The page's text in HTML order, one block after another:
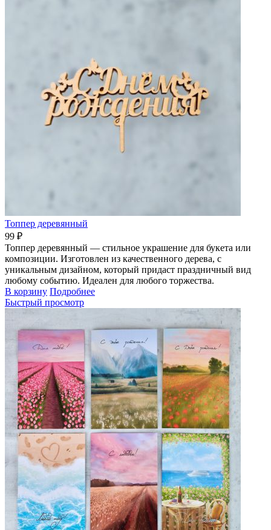
Топпер деревянный
99 ₽
Топпер деревянный — стильное украшение для букета или
композиции. Изготовлен из качественного дерева, с
уникальным дизайном, который придаст праздничный вид
любому событию. Идеален для любого торжества.
В корзину Подробнее
Быстрый просмотр